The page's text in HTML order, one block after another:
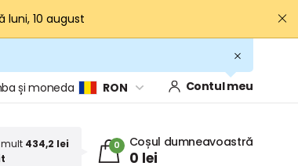
luni, 10 august
și moneda RON Contul meu
434,2 lei
0 Coșul dumneavoastră
0 lei